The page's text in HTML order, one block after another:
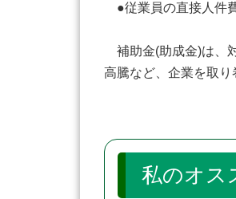
●従業員の直接人件
補助金(助成金)は、
高騰など、企業を取り
私の